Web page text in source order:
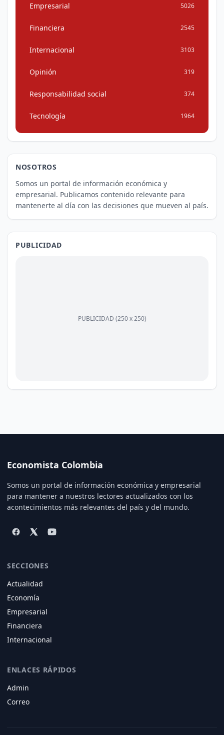
Empresarial 5026
Financiera 2545
Internacional 3103
Opinión 319
Responsabilidad social 374
Tecnología 1964
NOSOTROS
Somos un portal de información económica y
empresarial. Publicamos contenido relevante para
mantenerte al día con las decisiones que mueven al país.
PUBLICIDAD
PUBLICIDAD (250 x 250)
Economista Colombia
Somos un portal de información económica y empresarial
para mantener a nuestros lectores actualizados con los
acontecimientos más relevantes del país y del mundo.
SECCIONES
Actualidad
Economía
Empresarial
Financiera
Internacional
ENLACES RÁPIDOS
Admin
Correo